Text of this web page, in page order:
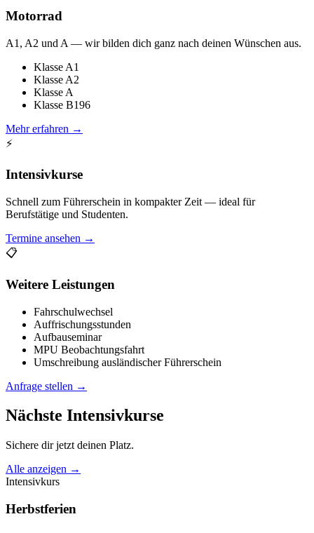
Motorrad
A1, A2 und A — wir bilden dich ganz nach deinen Wünschen aus.
Klasse A1
Klasse A2
Klasse A
Klasse B196
Mehr erfahren →
⚡
Intensivkurse
Schnell zum Führerschein in kompakter Zeit — ideal für
Berufstätige und Studenten.
Termine ansehen →
📋
Weitere Leistungen
Fahrschulwechsel
Auffrischungsstunden
Aufbauseminar
MPU Beobachtungsfahrt
Umschreibung ausländischer Führerschein
Anfrage stellen →
Nächste Intensivkurse
Sichere dir jetzt deinen Platz.
Alle anzeigen →
Intensivkurs
Herbstferien